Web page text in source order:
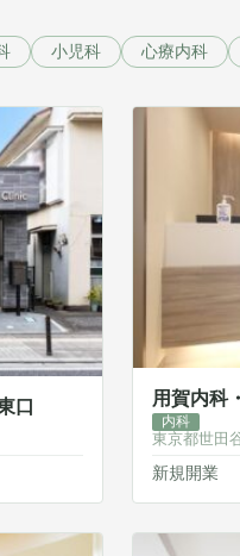
小児科 心療内科
口 用賀内科
内科
東京都世田
新規開業